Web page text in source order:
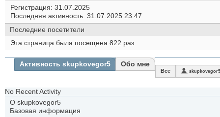
Регистрация 31.07.2025
Последняя активность 31.07.2025 23:47
Последние посетители
Эта страница была посещена 822 раз
Активность skupkovegor5 Обо мне
Все skupkovegor5
No Recent Activity
О skupkovegor5
Базовая информация